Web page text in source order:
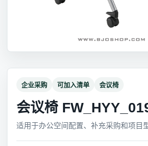
企业采购 可加入清单 会议椅
会议椅
适用于办公空间配置、补充采购和项目